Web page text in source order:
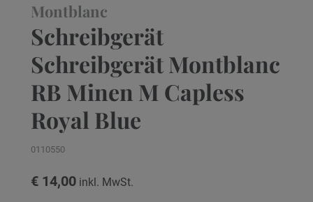
Montblanc
Schreibgerät
Schreibgerät Montblanc
RB Minen M Capless
Royal Blue
0110550
€ 14,00